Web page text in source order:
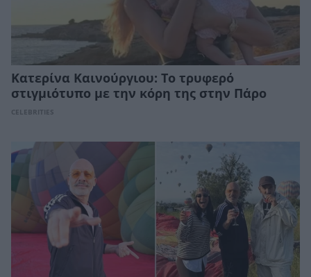
Κατερίνα Καινούργιου: Το τρυφερό
στιγμιότυπο με την κόρη της στην Πάρο
CELEBRITIES